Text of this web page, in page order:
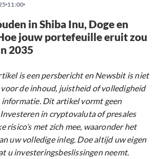
11:00
in Shiba Inu, Doge en
jouw portefeuille eruit zou
2035
is een persbericht en Newsbit is niet
de inhoud, juistheid of volledigheid
informatie. Dit artikel vormt geen
in cryptovaluta of presales
risico’s met zich mee, waaronder het
uw volledige inleg. Doe altijd uw eigen
u investeringsbeslissingen neemt.